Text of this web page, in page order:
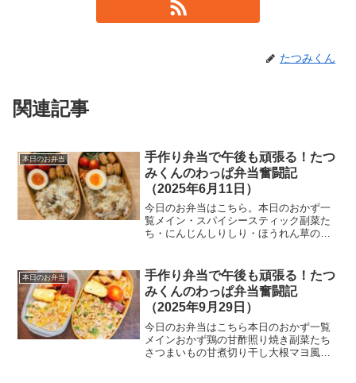
たつみくん
関連記事
本日のお弁当
手作り弁当で午後も頑張る！たつ
みくんのわっぱ弁当奮闘記
（2025年6月11日）
今日のお弁当はこちら。本日のおかず一
覧メイン・スパイシースティック副菜た
ち・にんじんしりしり・ほうれん草の胡
かけた。晩ご飯を食べ終えた20時過ぎの
こと。梅雨の合間という...
本日のお弁当
手作り弁当で午後も頑張る！たつ
みくんのわっぱ弁当奮闘記
（2025年9月29日）
今日のお弁当はこちら本日のおかず一覧
メインおかず鶏の甘酢照り焼き副菜たち
さつまいもの甘煮切り干し大根マヨ風味